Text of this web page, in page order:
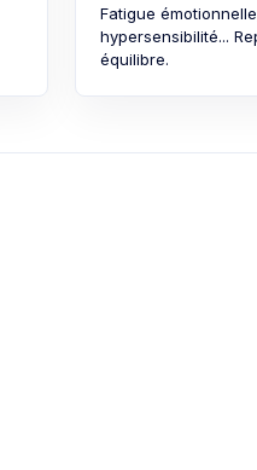
Fatigue
hypersensibilité...
équilibre.